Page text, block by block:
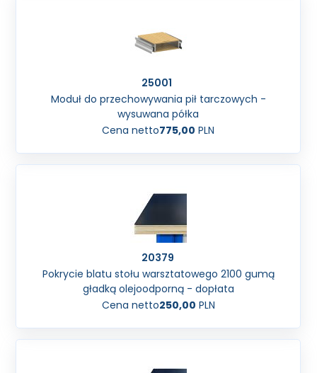
25001
Moduł do przechowywania pił tarczowych -
wysuwana półka
Cena netto775,00 PLN
20379
Pokrycie blatu stołu warsztatowego 2100 gumą
gładką olejoodporną - dopłata
Cena netto250,00 PLN